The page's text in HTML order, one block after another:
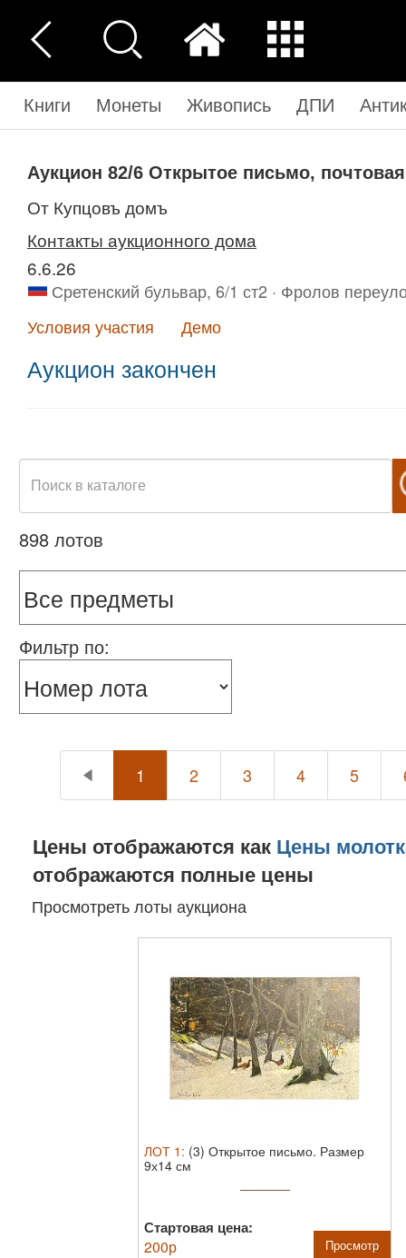
Книги Монеты Живопись ДПИ
Аукцион 82/6 Открытое письмо,
от Купцовъ домъ
Контакты аукционного дома
6.6.26
Сретенский бульвар, 6/1 ст2 · Фролов
Условия участия
Демо
Аукцион закончен
898 лотов
Фильтр по:
1 2 3 4 5
Цены отображаются как Цены
отображаются полные цены
Просмотреть лоты аукциона
ЛОТ 1 : (3) Открытое письмо. Размер
9х14 см
Стартовая цена:
200р Просмотр